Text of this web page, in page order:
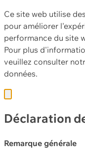
Ce site web utilise
pour améliorer
performance du site
Pour plus
veuillez consulter
données.
Déclaration
Remarque générale